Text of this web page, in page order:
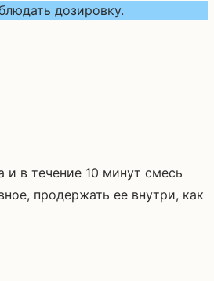
дозировку.
и в течение 10 минут смесь
продержать ее внутри, как